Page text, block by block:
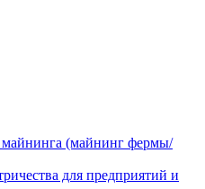
майнинга (майнинг фермы/
для предприятий и